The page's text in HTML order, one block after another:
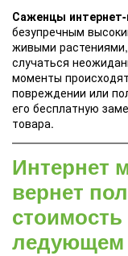
Саженцы
безупречным
живыми растениями,
случаться
моменты
повреждении или
его бесплатную
товара.
Интернет
вернет
стоимость
ледующем